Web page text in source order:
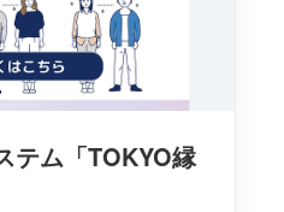
テム「TOKYO縁